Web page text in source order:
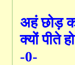
अहं छोड़
क्यों पीते
-0-